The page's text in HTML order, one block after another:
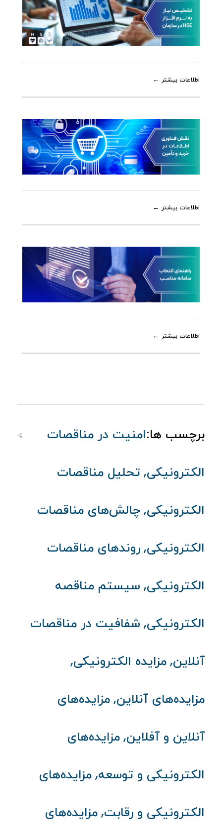
اطلاعات بیشتر
اطلاعات بیشتر
اطلاعات بیشتر
برچسب ها:امنیت در مناقصات
الکترونیکی, تحلیل مناقصات
الکترونیکی, چالش‌های مناقصات
الکترونیکی, روندهای مناقصات
الکترونیکی, سیستم مناقصه
الکترونیکی, شفافیت در مناقصات
آنلاین, مزایده الکترونیکی,
مزایده‌های آنلاین, مزایده‌های
آنلاین و آفلاین, مزایده‌های
الکترونیکی و توسعه, مزایده‌های
الکترونیکی و رقابت, مزایده‌های